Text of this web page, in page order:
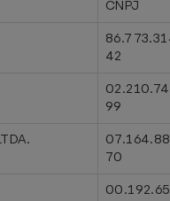
CNPJ
42
99
70